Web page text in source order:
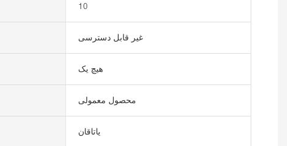
10
غیر قابل دسترسی
هیچ یک
محصول معمولی
یاتاقان